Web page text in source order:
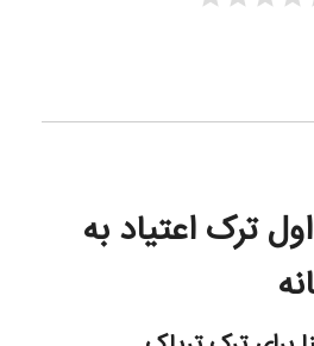
ترک اعتیاد به